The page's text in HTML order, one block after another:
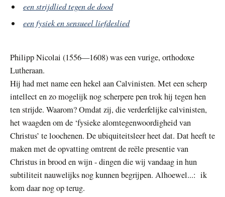
een strijdlied tegen de dood
een fysiek en sensueel liefdeslied
Philipp Nicolai (1556—1608) was een vurige, orthodoxe
Lutheraan.
Hij had met name een hekel aan Calvinisten. Met een scherp
intellect en zo mogelijk nog scherpere pen trok hij tegen hen
ten strijde. Waarom? Omdat zij, die verderfelijke calvinisten,
het waagden om de ‘fysieke alomtegenwoordigheid van
Christus’ te loochenen. De ubiquiteitsleer heet dat. Dat heeft te
maken met de opvatting omtrent de reële presentie van
Christus in brood en wijn - dingen die wij vandaag in hun
subtiliteit nauwelijks nog kunnen begrijpen. Alhoewel...: ik
kom daar nog op terug.